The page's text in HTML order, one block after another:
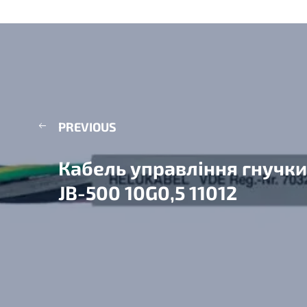
PREVIOUS
Кабель управління
JB-500 10G0,5 11012